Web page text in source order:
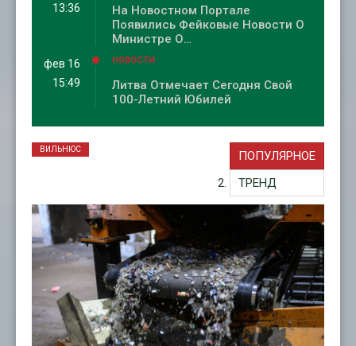
13:36
На Новостном Портале
Появились Фейковые Новости О
Министре О…
фев 16
15:49
НОВОСТИ
Литва Отмечает Сегодня Свой
100-Летний Юбилей
ПОПУЛЯРНОЕ
ТРЕНД
ВИЛЬНЮС